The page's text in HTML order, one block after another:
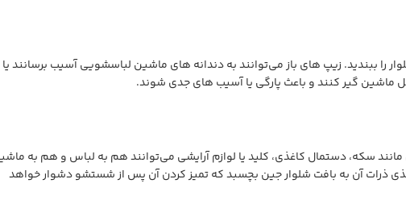
ببندید. زیپ های باز می‌توانند به دندانه های ماشین لباسشویی آسیب برسانند یا
ماشین گیر کنند و باعث پارگی یا آسیب های جدی شوند.
سکه، دستمال کاغذی، کلید یا لوازم آرایشی می‌توانند هم به لباس و هم به
ذرات آن به بافت شلوار جین بچسبد که تمیز کردن آن پس از شستشو دشوار خواهد